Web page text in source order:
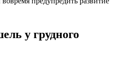
у грудного